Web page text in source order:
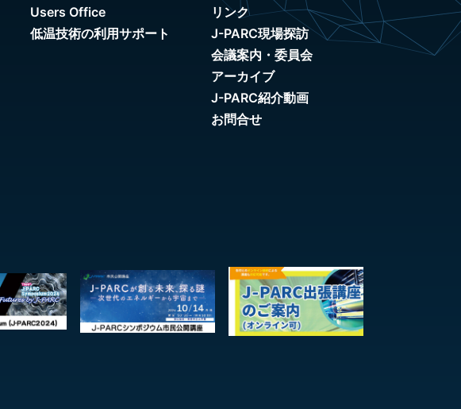
Users Office
低温技術の利用サポート
リンク
J-PARC現場探訪
会議案内・委員会
アーカイブ
J-PARC紹介動画
お問合せ